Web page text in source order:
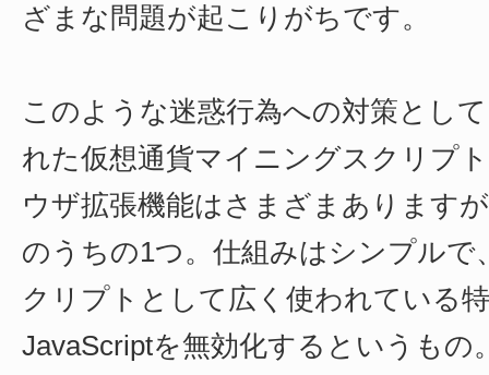
ざまな問題が起こりがちです。
このような迷惑行為への対策とし
れた仮想通貨マイニングスクリプ
ウザ拡張機能はさまざまあります
のうちの1つ。仕組みはシンプルで
クリプトとして広く使われている
JavaScriptを無効化するというもの